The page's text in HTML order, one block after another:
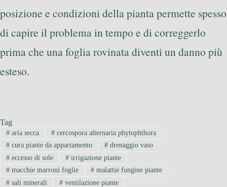
posizione e condizioni della pianta permette spesso
di capire il problema in tempo e di correggerlo
prima che una foglia rovinata diventi un danno più
esteso.
Tag
#aria secca #cercospora alternaria phytophthora
#cura piante da appartamento #drenaggio vaso
#eccesso di sole #irrigazione piante
#macchie marroni foglie #malattie fungine piante
#sali minerali #ventilazione piante